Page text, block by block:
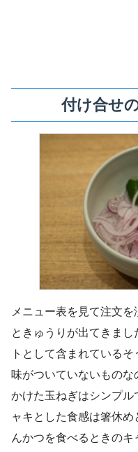
付け合せ
メニュー表を見て注文
ときゅうりが出てきま
トとして含まれている
味がついていないもの
かけた玉ねぎはシンプ
ャキとした食感は箸休
んかつを食べるときの